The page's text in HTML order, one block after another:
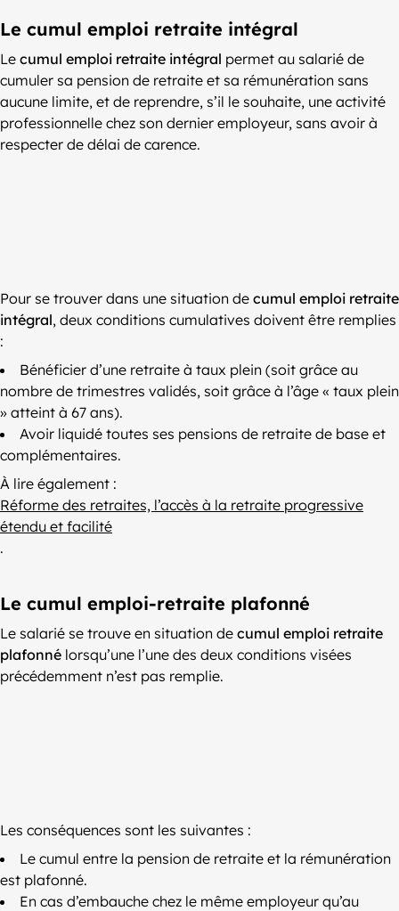
Le cumul emploi retraite intégral
Le cumul emploi retraite intégral permet au salarié de
cumuler sa pension de retraite et sa rémunération sans
aucune limite, et de reprendre, s’il le souhaite, une activité
professionnelle chez son dernier employeur, sans avoir à
respecter de délai de carence.
Pour se trouver dans une situation de cumul emploi retraite
intégral, deux conditions cumulatives doivent être remplies
:
Bénéficier d’une retraite à taux plein (soit grâce au
nombre de trimestres validés, soit grâce à l’âge « taux plein
» atteint à 67 ans).
Avoir liquidé toutes ses pensions de retraite de base et
complémentaires.
À lire également :
Réforme des retraites, l’accès à la retraite progressive
étendu et facilité
.
Le cumul emploi-retraite plafonné
Le salarié se trouve en situation de cumul emploi retraite
plafonné lorsqu’une l’une des deux conditions visées
précédemment n’est pas remplie.
Les conséquences sont les suivantes :
Le cumul entre la pension de retraite et la rémunération
est plafonné.
En cas d’embauche chez le même employeur qu’au